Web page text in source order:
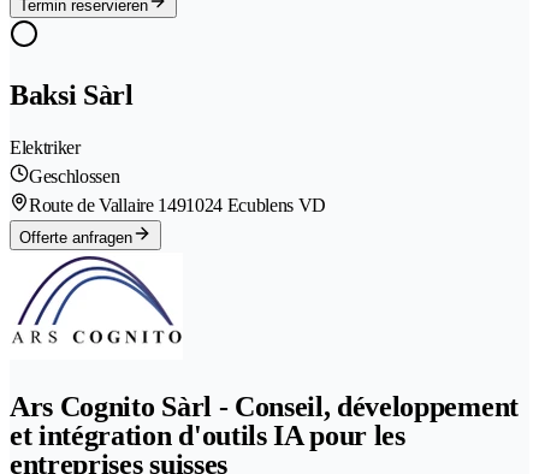
Termin reservieren
Baksi Sàrl
Elektriker
Geschlossen
Route de Vallaire 1491024 Ecublens VD
Offerte anfragen
Ars Cognito Sàrl - Conseil, développement
et intégration d'outils IA pour les
entreprises suisses